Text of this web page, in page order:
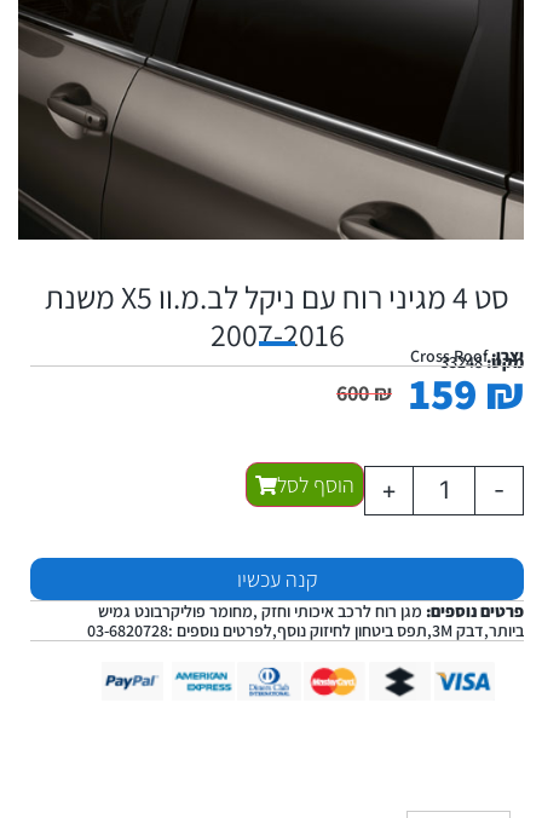
סט 4 מגיני רוח עם ניקל לב.מ.וו X5 משנת
2007-2016
יצרן:Cross Roofמקט:33248
600₪ 159 ₪
-
+ הוסף לסל
קנה עכשיו
פרטים נוספים: מגן רוח לרכב איכותי וחזק ,מחומר פוליקרבונט גמיש
ביותר,דבק 3M,תפס ביטחון לחיזוק נוסף,לפרטים נוספים :03-6820728